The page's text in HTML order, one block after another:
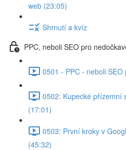
web (23:05)
Shrnutí a kvíz
PPC, neboli SEO pro
0501 - PPC - neboli
0502: Kupecké přízemní
(17:01)
0503: První kroky v
(45:32)